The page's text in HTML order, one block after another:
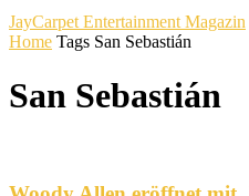
JayCarpet Entertainment Magazin
Home Tags San Sebastián
San Sebastián